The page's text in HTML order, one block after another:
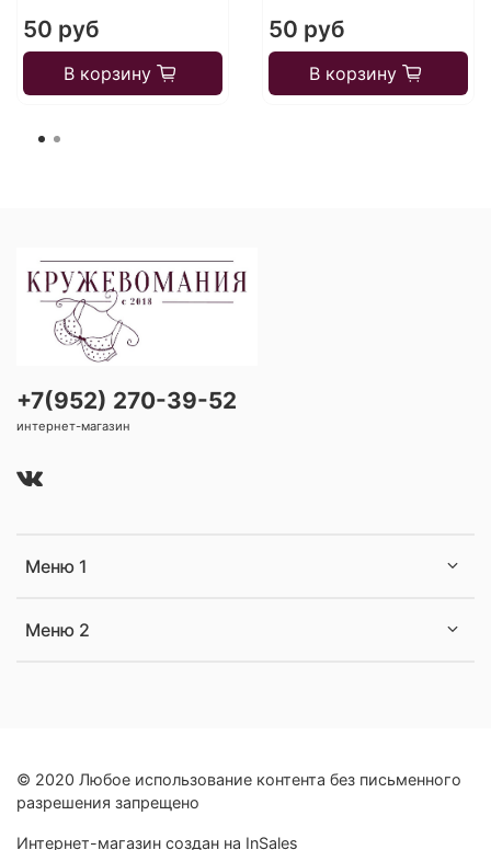
50 руб
В корзину
50 руб
В корзину
Меню 1
Меню 2
+7(952) 270-39-52
интернет-магазин
© 2020 Любое использование контента без письменного
разрешения запрещено
Интернет-магазин создан на InSales